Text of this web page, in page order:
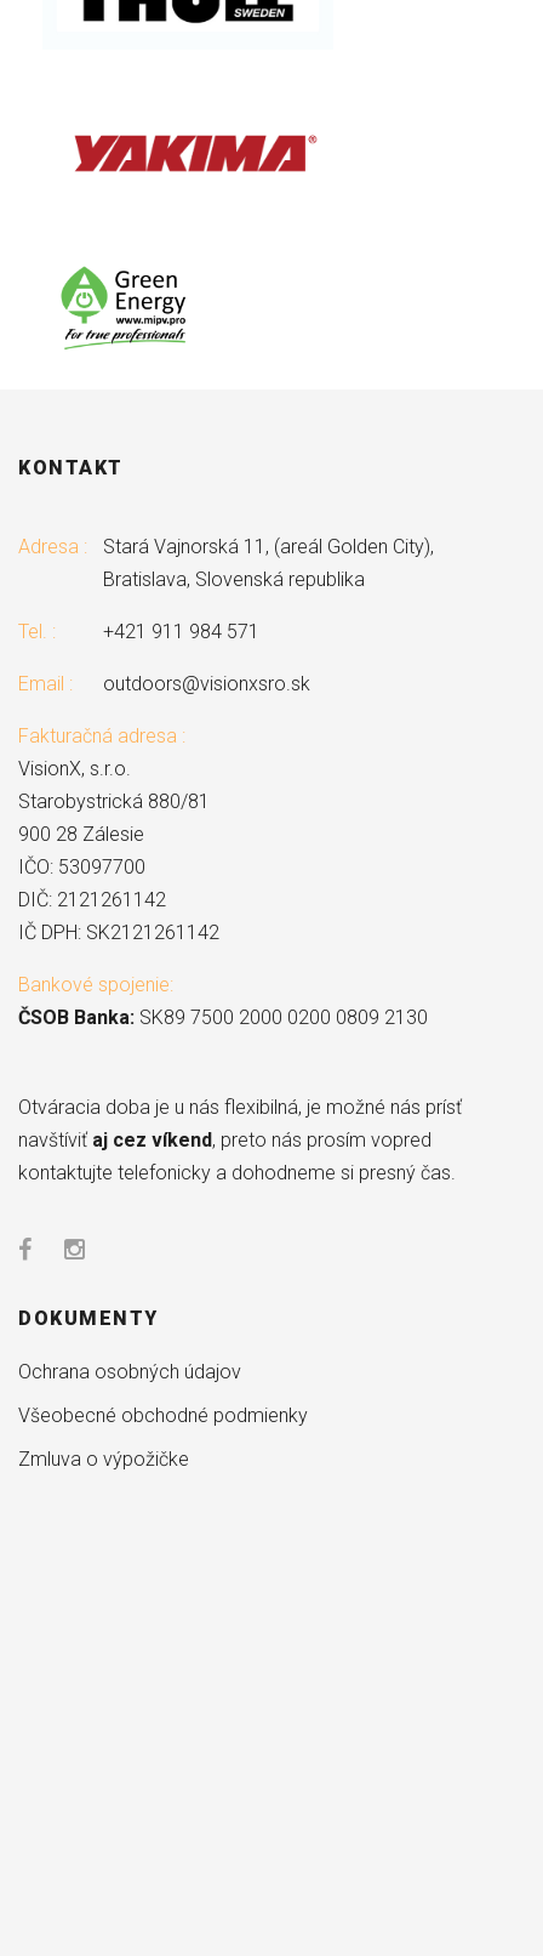
KONTAKT
Adresa :
Stará Vajnorská 11, (areál Golden City),
Bratislava, Slovenská republika
Tel. : +421 911 984 571
Email : outdoors@visionxsro.sk
Fakturačná adresa :
VisionX, s.r.o.
Starobystrická 880/81
900 28 Zálesie
IČO: 53097700
DIČ: 2121261142
IČ DPH: SK2121261142
Bankové spojenie:
ČSOB Banka: SK89 7500 2000 0200 0809 2130
Otváracia doba je u nás flexibilná, je možné nás prísť
navštíviť aj cez víkend, preto nás prosím vopred
kontaktujte telefonicky a dohodneme si presný čas.
DOKUMENTY
Ochrana osobných údajov
Všeobecné obchodné podmienky
Zmluva o výpožičke